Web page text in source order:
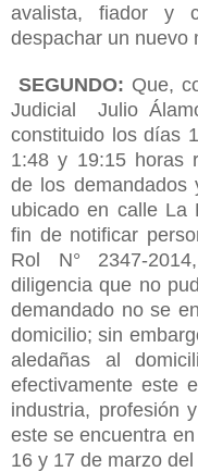
avalista, fiador y
despachar un nuevo
SEGUNDO: Que,
Judicial Julio
constituido los días
1:48 y 19:15 horas
de los demandados
ubicado en calle La
fin de notificar
Rol N° 2347-
diligencia que no
demandado no se
domicilio; sin
aledañas al
efectivamente este
industria, profesión
este se encuentra
16 y 17 de marzo